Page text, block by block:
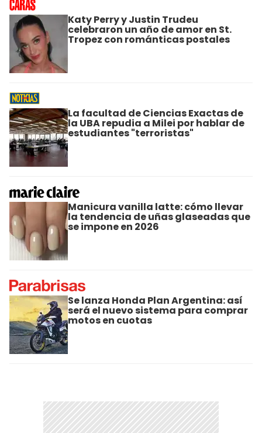
Katy Perry y Justin Trudeu
celebraron un año de amor en St.
Tropez con románticas postales
La facultad de Ciencias Exactas de
la UBA repudia a Milei por hablar de
estudiantes "terroristas"
Manicura vanilla latte: cómo llevar
la tendencia de uñas glaseadas que
se impone en 2026
Se lanza Honda Plan Argentina: así
será el nuevo sistema para comprar
motos en cuotas